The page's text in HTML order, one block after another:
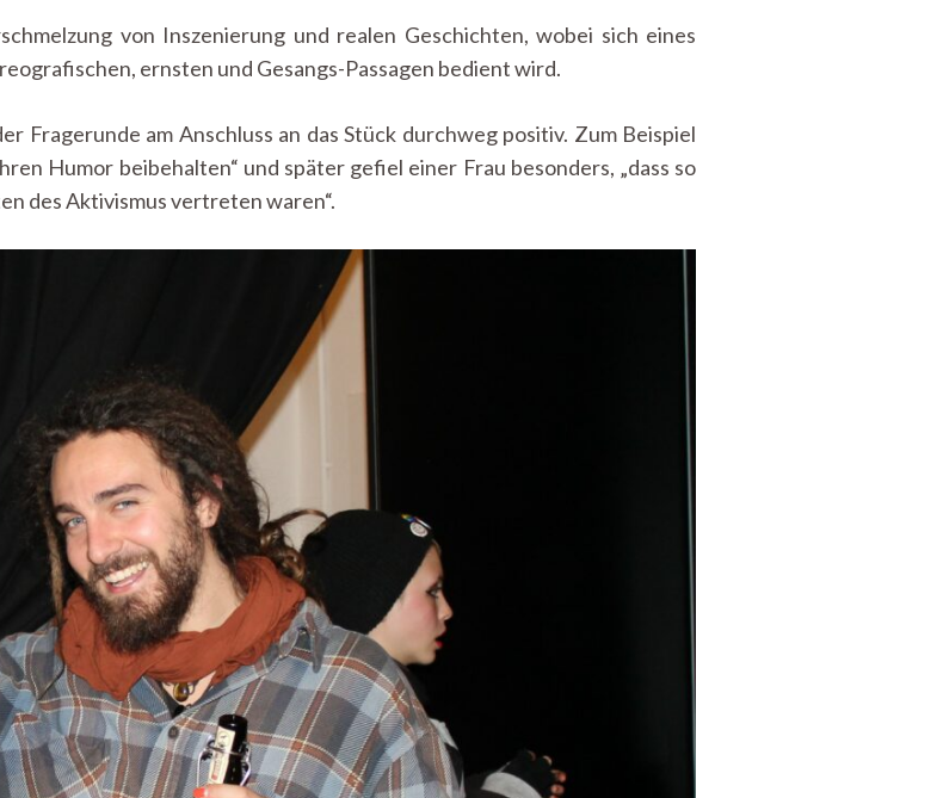
von Inszenierung und realen Geschichten, wobei sich eines
ernsten und Gesangs-Passagen bedient wird.
Fragerunde am Anschluss an das Stück durchweg positiv. Zum Beispiel
Humor beibehalten“ und später gefiel einer Frau besonders, „dass so
des Aktivismus vertreten waren“.